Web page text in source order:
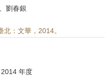
劉春銀
北：文華，2014。
年度